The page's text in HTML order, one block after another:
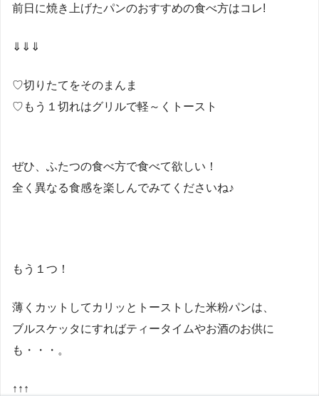
前日に焼き上げたパンのおすすめの食べ方はコレ!
⇓⇓⇓
♡切りたてをそのまんま
♡もう１切れはグリルで軽～くトースト
ぜひ、ふたつの食べ方で食べて欲しい！
全く異なる食感を楽しんでみてくださいね♪
もう１つ！
薄くカットしてカリッとトーストした米粉パンは、
ブルスケッタにすればティータイムやお酒のお供に
も・・・。
↑↑↑